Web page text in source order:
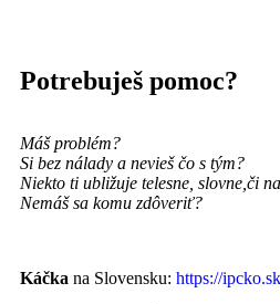
Potrebuješ pomoc?
Máš problém?
Si bez nálady a nevieš čo s tým?
Niekto ti ubližuje telesne, slovne,či
Nemáš sa komu zdôveriť?
Káčka na Slovensku: https://